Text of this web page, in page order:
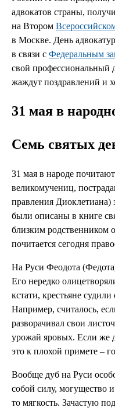
адвокатов страны,
на Втором
в Москве. День
в связи с Федеральным
свой профессиональный
жаждут поздравлений и
31 мая в
Семь святых
31 мая в народе
великомучениц,
правления Диоклетиана)
были описаны в книге
близким родственником
почитается сегодня
На Руси Феодота
Его нередко
кстати, крестьяне
Например, считалось,
разворачивал свои
урожай яровых. Если же
это к плохой примете –
Вообще дуб на Руси
собой силу, могущество
то мягкость. Зачастую